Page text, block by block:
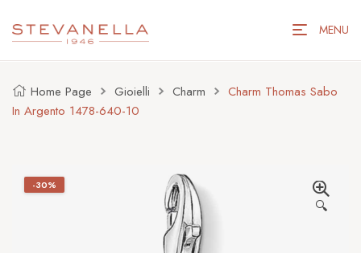
MENU
Home Page Gioielli Charm
Charm Thomas Sabo
In Argento 1478-640-10
🔍
-30%